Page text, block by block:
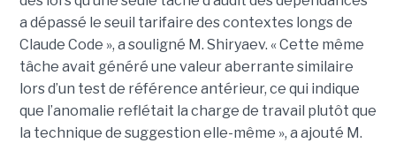
a dépassé le seuil tarifaire des contextes longs de
Claude Code », a souligné M. Shiryaev. « Cette même
tâche avait généré une valeur aberrante similaire
lors d’un test de référence antérieur, ce qui indique
que l’anomalie reflétait la charge de travail plutôt que
la technique de suggestion elle-même », a ajouté M.